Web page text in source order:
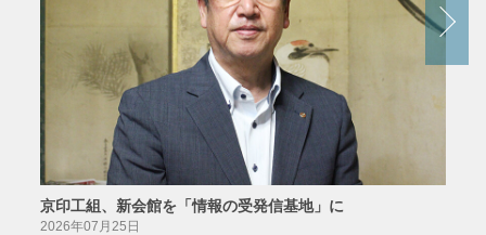
京印工組、新会館を「情報の受発信基地」に
2026年07月25日